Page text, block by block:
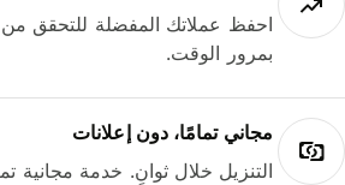
احفظ عملاتك المفضلة للتحقق من
بمرور الوقت.
مجاني تمامًا، دون إعلانات
التنزيل خلال ثوانٍ. خدمة مجانية